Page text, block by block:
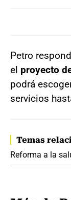
Petro
el proyecto
podrá
servicios
Temas
Reforma a la